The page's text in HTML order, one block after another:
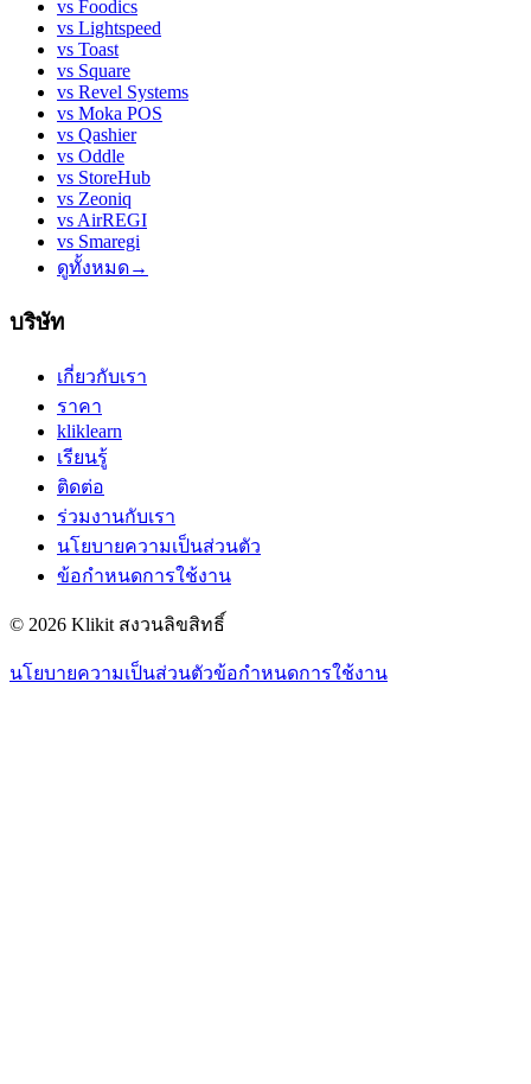
vs Foodics
vs Lightspeed
vs Toast
vs Square
vs Revel Systems
vs Moka POS
vs Qashier
vs Oddle
vs StoreHub
vs Zeoniq
vs AirREGI
vs Smaregi
ดูทั้งหมด→
บริษัท
เกี่ยวกับเรา
ราคา
kliklearn
เรียนรู้
ติดต่อ
ร่วมงานกับเรา
นโยบายความเป็นส่วนตัว
ข้อกำหนดการใช้งาน
© 2026 Klikit สงวนลิขสิทธิ์
นโยบายความเป็นส่วนตัวข้อกำหนดการใช้งาน